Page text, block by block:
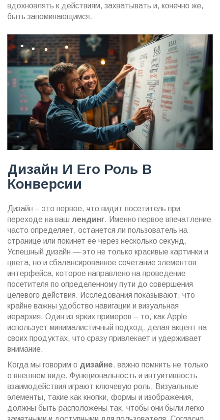
вдохновлять к действиям, захватывать и, конечно же,
быть запоминающимся.
Дизайн И Его Роль В
Конверсии
Дизайн – это первое, что видит посетитель при
переходе на ваш лендинг. Именно первое впечатление
часто определяет, останется ли пользователь на
странице или покинет ее через несколько секунд.
Успешный дизайн — это не только красивые картинки и
цвета, но и сбалансированное сочетание элементов
интерфейса, которое направлено на проведение
посетителя по определенному пути до совершения
целевого действия. Исследования показывают, что
крайне важны удобство навигации и визуальная
иерархия. Один из ярких примеров – то, как Apple
использует минималистичный подход, делая акцент на
своих продуктах, что сразу привлекает и удерживает
внимание.
Когда мы говорим о дизайне, важно помнить не только
о внешнем виде. Функциональность и интуитивность
взаимодействия играют ключевую роль. Визуальные
элементы, такие как кнопки, формы и изображения,
должны быть расположены так, чтобы они были легко